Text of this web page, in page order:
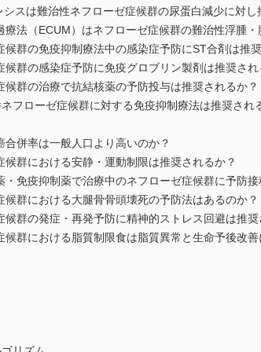
は難治性ネフローゼ症候群の尿蛋白減少に対し
（ECUM）はネフローゼ症候群の難治性浮腫・
の免疫抑制療法中の感染症予防にST合剤は推奨
の感染症予防に免疫グロブリン製剤は推奨され
の治療で抗結核薬の予防投与は推奨されるか？
ローゼ症候群に対する免疫抑制療法は推奨され
率は一般人口より高いのか？
における安静・運動制限は推奨されるか？
疫抑制薬で治療中のネフローゼ症候群に予防接
における大腿骨骨頭壊死の予防法はあるのか？
の発症・再発予防に精神的ストレス回避は推奨
における脂質制限食は脂質異常と生命予後改善